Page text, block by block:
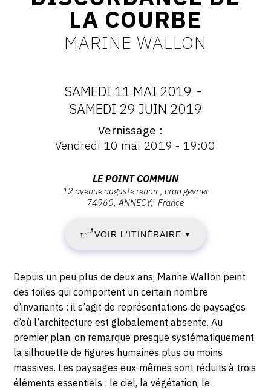
CONTACT
CGU
SUIVEZ-NOUS
INSTAGRAM
TWITTER
LA COURBE
MARINE WALLON
DATES
:
11
2019
-
SAMEDI
29
JUIN
2019
SAMEDI 11 MAI 2019 -
SAMEDI 29 JUIN 2019
Vernissage
Vendredi 10 mai 2019 - 19:00
avenue
Auguste
Renoir
,
Cran
Gevrier,
74960
ANNECY
LE POINT COMMUN
12 avenue auguste renoir , cran gevrier
74960 ANNECY France
VOIR L'ITINÉRAIRE ▼
Description,
horaires...
Depuis un peu plus de deux ans, Marine Wallon peint
des toiles qui comportent un certain nombre
d’invariants : il s’agit de représentations de paysages
d’où l’architecture est globalement absente. Au
premier plan, on remarque presque systématiquement
la silhouette de figures humaines plus ou moins
massives. Les paysages eux-mêmes sont réduits à trois
éléments essentiels : le ciel, la végétation, le